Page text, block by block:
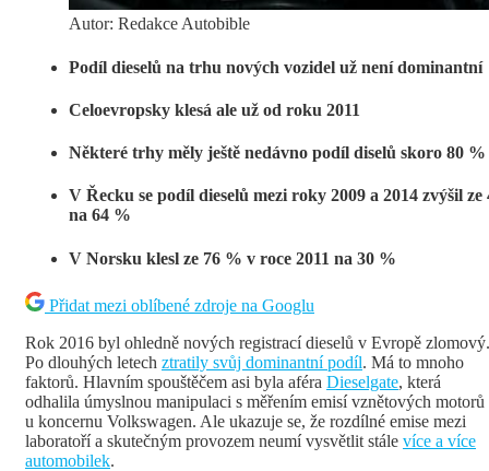
Autor: Redakce Autobible
Podíl dieselů na trhu nových vozidel už není dominantní
Celoevropsky klesá ale už od roku 2011
Některé trhy měly ještě nedávno podíl diselů skoro 80 %
V Řecku se podíl dieselů mezi roky 2009 a 2014 zvýšil ze
na 64 %
V Norsku klesl ze 76 % v roce 2011 na 30 %
Přidat mezi oblíbené zdroje na Googlu
Rok 2016 byl ohledně nových registrací dieselů v Evropě zlomový.
Po dlouhých letech ztratily svůj dominantní podíl. Má to mnoho
faktorů. Hlavním spouštěčem asi byla aféra Dieselgate, která
odhalila úmyslnou manipulaci s měřením emisí vznětových motorů
u koncernu Volkswagen. Ale ukazuje se, že rozdílné emise mezi
laboratoří a skutečným provozem neumí vysvětlit stále více a více
automobilek.